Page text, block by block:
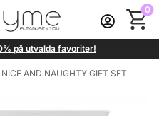
0
på utvalda favoriter!
AND NAUGHTY GIFT SET